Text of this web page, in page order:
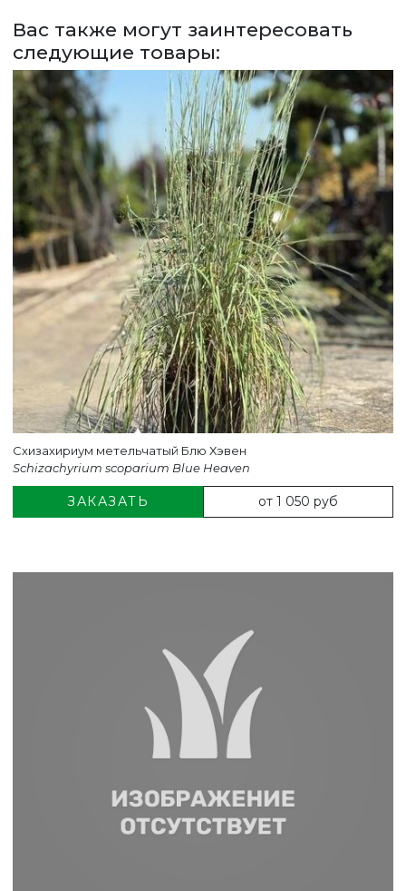
ЗАДАТЬ ВОПРОС
ВЕРНУТСЯ НА ГЛАВНЫЙ САЙТ
Вас также могут заинтересовать
следующие товары:
Схизахириум метельчатый Блю Хэвен
Schizachyrium scoparium Blue Heaven
ЗАКАЗАТЬ от 1 050 руб